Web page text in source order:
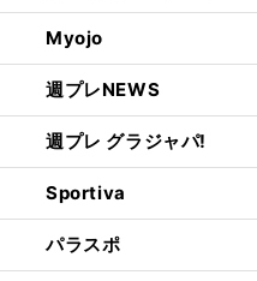
Myojo
週プレNEWS
週プレ グラジャパ!
Sportiva
パラスポ